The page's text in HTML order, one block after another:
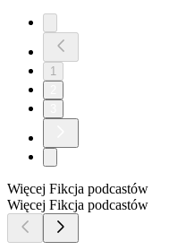
1
Więcej Fikcja podcastów
Więcej Fikcja podcastów